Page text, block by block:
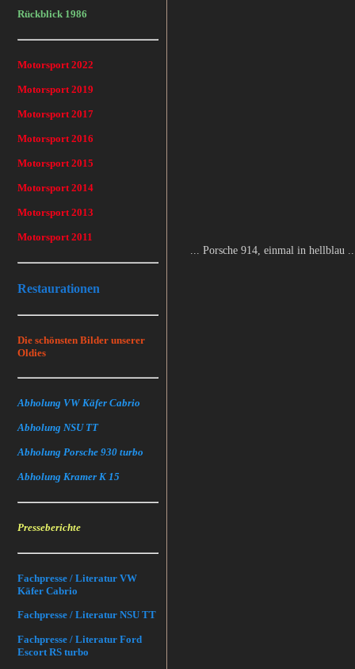
Rückblick 1986
Motorsport 2022
Motorsport 2019
Motorsport 2017
Motorsport 2016
Motorsport 2015
Motorsport 2014
Motorsport 2013
Motorsport 2011
Restaurationen
Die schönsten Bilder unserer
Oldies
Abholung VW Käfer Cabrio
Abholung NSU TT
Abholung Porsche 930 turbo
Abholung Kramer K 15
Presseberichte
Fachpresse / Literatur VW
Käfer Cabrio
Fachpresse / Literatur NSU TT
Fachpresse / Literatur Ford
Escort RS turbo
... Porsche 914, einmal in hellblau